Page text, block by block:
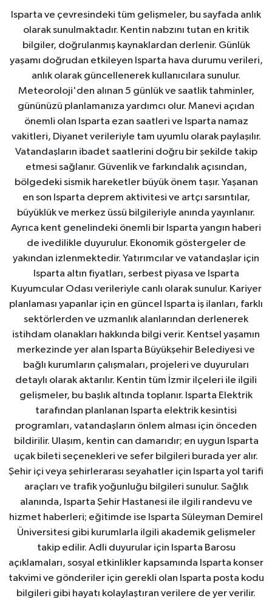
Isparta ve çevresindeki tüm gelişmeler, bu sayfada anlık
olarak sunulmaktadır. Kentin nabzını tutan en kritik
bilgiler, doğrulanmış kaynaklardan derlenir. Günlük
yaşamı doğrudan etkileyen Isparta hava durumu verileri,
anlık olarak güncellenerek kullanıcılara sunulur.
Meteoroloji'den alınan 5 günlük ve saatlik tahminler,
gününüzü planlamanıza yardımcı olur. Manevi açıdan
önemli olan Isparta ezan saatleri ve Isparta namaz
vakitleri, Diyanet verileriyle tam uyumlu olarak paylaşılır.
Vatandaşların ibadet saatlerini doğru bir şekilde takip
etmesi sağlanır. Güvenlik ve farkındalık açısından,
bölgedeki sismik hareketler büyük önem taşır. Yaşanan
en son Isparta deprem aktivitesi ve artçı sarsıntılar,
büyüklük ve merkez üssü bilgileriyle anında yayınlanır.
Ayrıca kent genelindeki önemli bir Isparta yangın haberi
de ivedilikle duyurulur. Ekonomik göstergeler de
yakından izlenmektedir. Yatırımcılar ve vatandaşlar için
Isparta altın fiyatları, serbest piyasa ve Isparta
Kuyumcular Odası verileriyle canlı olarak sunulur. Kariyer
planlaması yapanlar için en güncel Isparta iş ilanları, farklı
sektörlerden ve uzmanlık alanlarından derlenerek
istihdam olanakları hakkında bilgi verir. Kentsel yaşamın
merkezinde yer alan Isparta Büyükşehir Belediyesi ve
bağlı kurumların çalışmaları, projeleri ve duyuruları
detaylı olarak aktarılır. Kentin tüm İzmir ilçeleri ile ilgili
gelişmeler, bu başlık altında toplanır. Isparta Elektrik
tarafından planlanan Isparta elektrik kesintisi
programları, vatandaşların önlem alması için önceden
bildirilir. Ulaşım, kentin can damarıdır; en uygun Isparta
uçak bileti seçenekleri ve sefer bilgileri burada yer alır.
Şehir içi veya şehirlerarası seyahatler için Isparta yol tarifi
araçları ve trafik yoğunluğu bilgileri sunulur. Sağlık
alanında, Isparta Şehir Hastanesi ile ilgili randevu ve
hizmet haberleri; eğitimde ise Isparta Süleyman Demirel
Üniversitesi gibi kurumlarla ilgili akademik gelişmeler
takip edilir. Adli duyurular için Isparta Barosu
açıklamaları, sosyal etkinlikler kapsamında Isparta konser
takvimi ve gönderiler için gerekli olan Isparta posta kodu
bilgileri gibi hayatı kolaylaştıran verilere de yer verilir.